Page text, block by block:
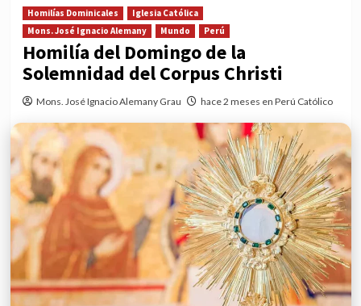
Homilías Dominicales
Iglesia Católica
Mons. José Ignacio Alemany
Mundo Perú
Homilía del Domingo de la
Solemnidad del Corpus Christi
Mons. José Ignacio Alemany Grau hace 2 meses en Perú Católico